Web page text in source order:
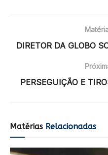
DIRETOR DA GLOBO
PERSEGUIÇÃO E
Matérias Relacionadas